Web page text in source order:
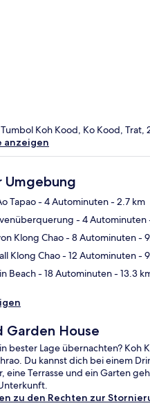
Koh Kood, Ko Kood, Trat,
anzeigen
Umgebung
Tapao- 4 Autominuten- 2.7 km
- 4 Autominuten
Klong Chao- 8 Autominuten-
Klong Chao- 12 Autominuten-
Beach- 18 Autominuten- 13.3
Garden House
bester Lage übernachten? Koh
Du kannst dich bei einem
eine Terrasse und ein Garten
zu den Rechten zur